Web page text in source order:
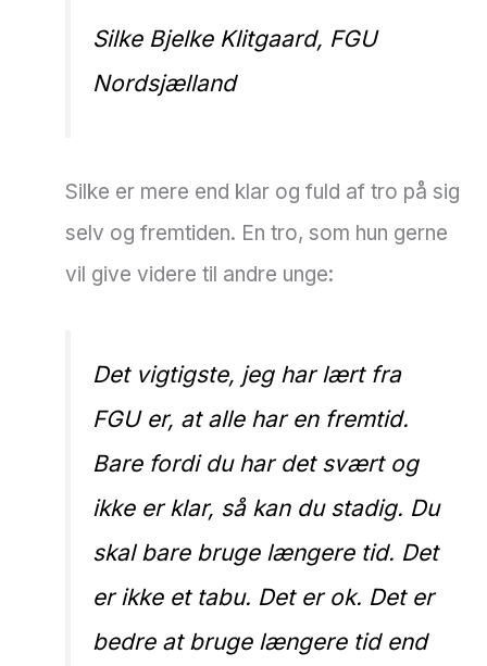
Silke Bjelke Klitgaard, FGU
Nordsjælland
Silke er mere end klar og fuld af tro på sig
selv og fremtiden. En tro, som hun gerne
vil give videre til andre unge:
Det vigtigste, jeg har lært fra
FGU er, at alle har en fremtid.
Bare fordi du har det svært og
ikke er klar, så kan du stadig. Du
skal bare bruge længere tid. Det
er ikke et tabu. Det er ok. Det er
bedre at bruge længere tid end